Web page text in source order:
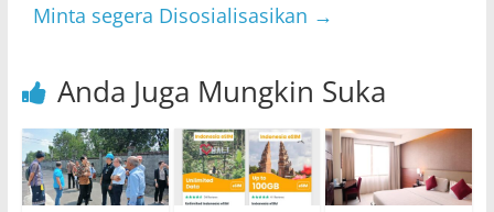
Minta segera Disosialisasikan →
Anda Juga Mungkin Suka